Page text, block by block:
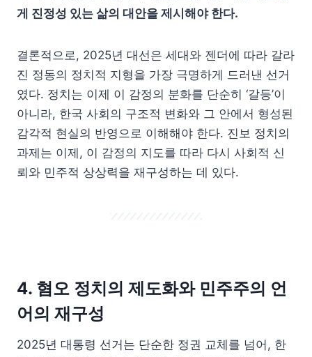
게 진정성 있는 삶의 대안을 제시해야 한다.
결론적으로, 2025년 대선은 세대와 젠더에 따라 갈라
진 정동의 정치적 지형을 가장 극명하게 드러낸 선거
였다. 정치는 이제 이 감정의 분화를 단순히 ‘갈등’이
아니라, 한국 사회의 구조적 변화와 그 안에서 형성된
감각적 현실의 반영으로 이해해야 한다. 진보 정치의
과제는 이제, 이 감정의 지도를 따라 다시 사회적 신
뢰와 민주적 상상력을 재구성하는 데 있다.
4. 혐오 정치의 제도화와 민주주의 언
어의 재구성
2025년 대통령 선거는 단순한 정권 교체를 넘어, 한